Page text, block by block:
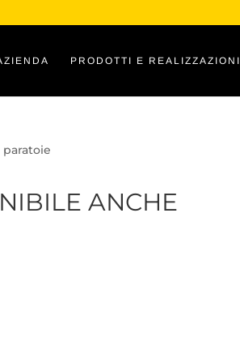
PRODOTTI E REALIZZAZIONI
ANCHE